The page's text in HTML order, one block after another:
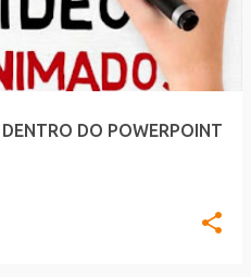
DO POWERPOINT